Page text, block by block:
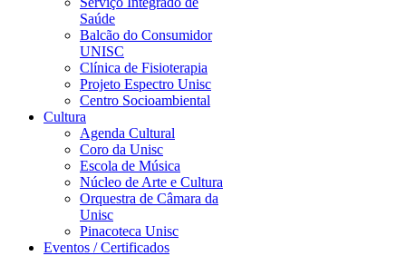
Saúde
Balcão do Consumidor
UNISC
Clínica de Fisioterapia
Projeto Espectro Unisc
Centro Socioambiental
Cultura
Agenda Cultural
Coro da Unisc
Escola de Música
Núcleo de Arte e Cultura
Orquestra de Câmara da
Unisc
Pinacoteca Unisc
Eventos / Certificados